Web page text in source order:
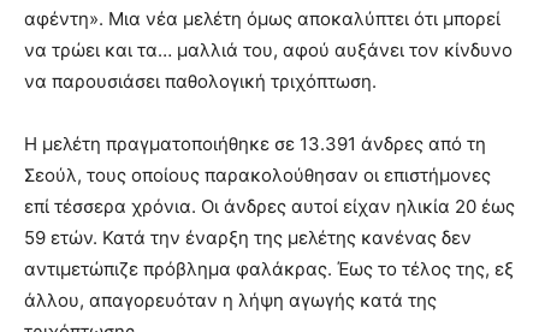
αφέντη». Μια νέα μελέτη όμως αποκαλύπτει ότι μπορεί
να τρώει και τα… μαλλιά του, αφού αυξάνει τον κίνδυνο
να παρουσιάσει παθολογική τριχόπτωση.
Η μελέτη πραγματοποιήθηκε σε 13.391 άνδρες από τη
Σεούλ, τους οποίους παρακολούθησαν οι επιστήμονες
επί τέσσερα χρόνια. Οι άνδρες αυτοί είχαν ηλικία 20 έως
59 ετών. Κατά την έναρξη της μελέτης κανένας δεν
αντιμετώπιζε πρόβλημα φαλάκρας. Έως το τέλος της, εξ
άλλου, απαγορευόταν η λήψη αγωγής κατά της